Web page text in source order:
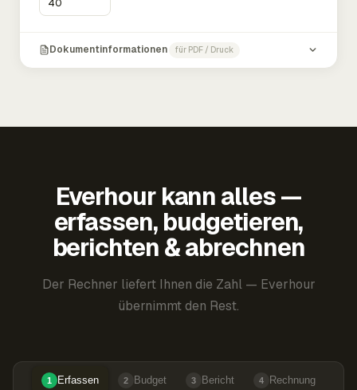
Dokumentinformationen für PDF / Druck
Everhour kann alles —
erfassen, budgetieren,
berichten & abrechnen
Der Rechner liefert Ihnen die Zahl — Everhour
übernimmt den Rest.
1 Erfassen 2 Budget 3 Bericht 4 Rechnung